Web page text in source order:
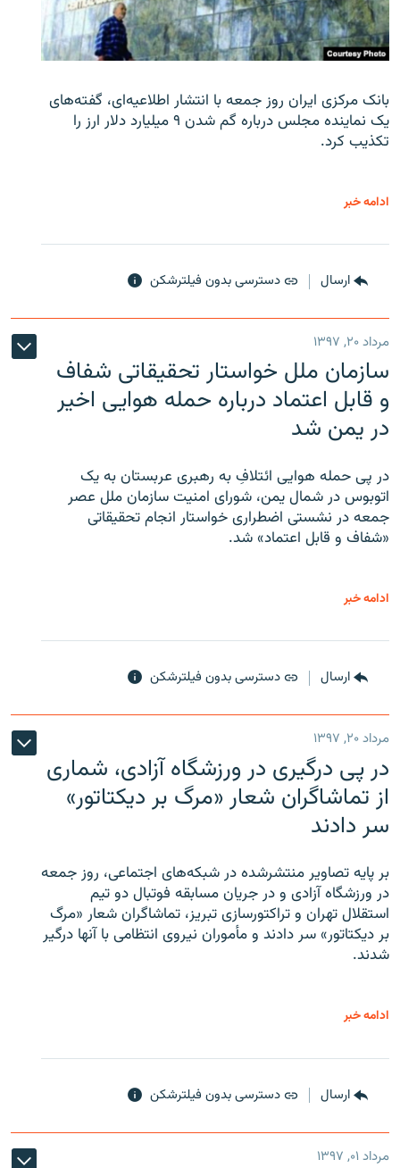
بانک مرکزی ایران روز جمعه با انتشار اطلاعیه‌ای، گفته‌های
یک نماینده مجلس درباره گم شدن ۹ میلیارد دلار ارز را
تکذیب کرد.
ادامه خبر
ارسال دسترسی بدون فیلترشکن
مرداد ۲۰, ۱۳۹۷
سازمان ملل خواستار تحقیقاتی شفاف
و قابل اعتماد درباره حمله هوایی اخیر
در یمن شد
در پی حمله هوایی ائتلافِ به رهبری عربستان به یک
اتوبوس در شمال یمن، شورای امنیت سازمان ملل عصر
جمعه در نشستی اضطراری خواستار انجام تحقیقاتی
«شفاف و قابل اعتماد» شد.
ادامه خبر
ارسال دسترسی بدون فیلترشکن
مرداد ۲۰, ۱۳۹۷
در پی درگیری در ورزشگاه آزادی، شماری
از تماشاگران شعار «مرگ بر دیکتاتور»
سر دادند
بر پایه تصاویر منتشرشده در شبکه‌های اجتماعی، روز جمعه
در ورزشگاه آزادی و در جریان مسابقه فوتبال دو تیم
استقلال تهران و تراکتورسازی تبریز، تماشاگران شعار «مرگ
بر دیکتاتور» سر دادند و مأموران نیروی انتظامی با آنها درگیر
شدند.
ادامه خبر
ارسال دسترسی بدون فیلترشکن
مرداد ۰۱, ۱۳۹۷